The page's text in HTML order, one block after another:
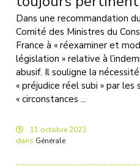
Dans une recommandation
Comité des Ministres du
France à « réexaminer et
législation » relative à
abusif. Il souligne la
« préjudice réel subi » par
« circonstances ...
11 octobre 2023
dans Générale